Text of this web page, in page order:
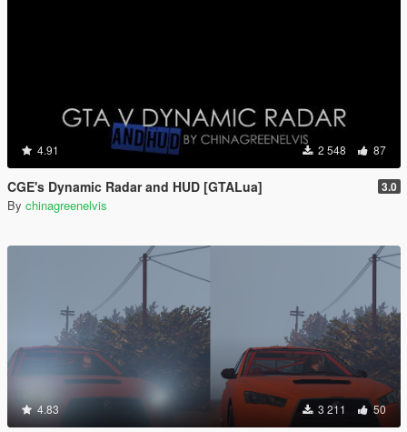
4.91 2 548 87
CGE's Dynamic Radar and HUD [GTALua] 3.0
By chinagreenelvis
4.83 3 211 50